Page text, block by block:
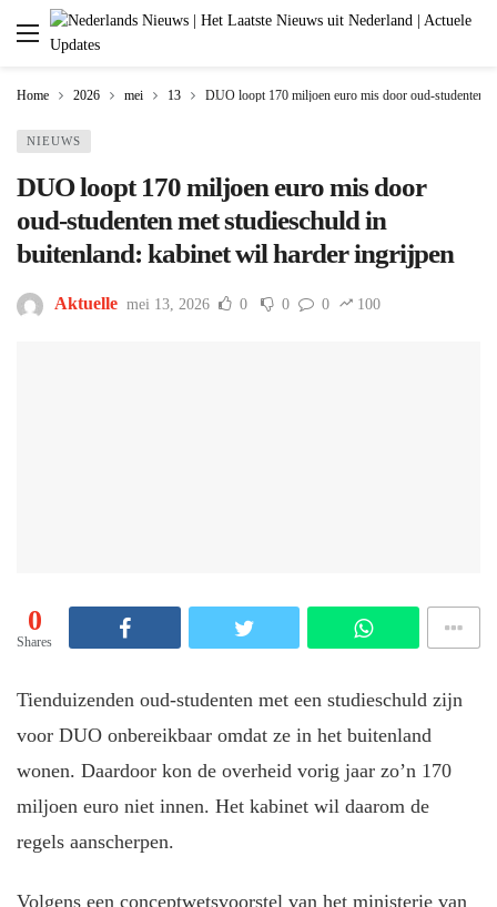
Home 2026 mei 13 DUO loopt 170 miljoen euro mis door oud-studenten
NIEUWS
DUO loopt 170 miljoen euro mis door
oud-studenten met studieschuld in
buitenland: kabinet wil harder ingrijpen
Aktuelle mei 13, 2026 0 0 0 100
0
Shares
Tienduizenden oud-studenten met een studieschuld zijn
voor DUO onbereikbaar omdat ze in het buitenland
wonen. Daardoor kon de overheid vorig jaar zo’n 170
miljoen euro niet innen. Het kabinet wil daarom de
regels aanscherpen.
Volgens een conceptwetsvoorstel van het ministerie van